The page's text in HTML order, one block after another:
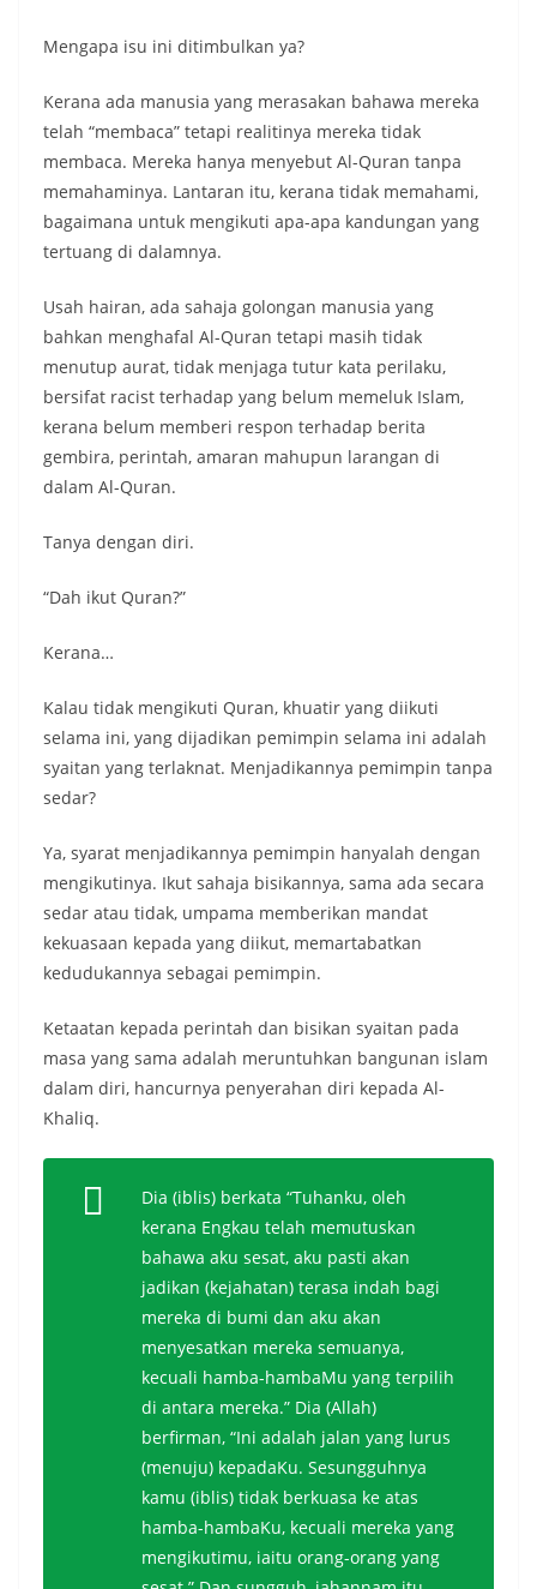
Mengapa isu ini ditimbulkan ya?
Kerana ada manusia yang merasakan bahawa mereka
telah “membaca” tetapi realitinya mereka tidak
membaca. Mereka hanya menyebut Al-Quran tanpa
memahaminya. Lantaran itu, kerana tidak memahami,
bagaimana untuk mengikuti apa-apa kandungan yang
tertuang di dalamnya.
Usah hairan, ada sahaja golongan manusia yang
bahkan menghafal Al-Quran tetapi masih tidak
menutup aurat, tidak menjaga tutur kata perilaku,
bersifat racist terhadap yang belum memeluk Islam,
kerana belum memberi respon terhadap berita
gembira, perintah, amaran mahupun larangan di
dalam Al-Quran.
Tanya dengan diri.
“Dah ikut Quran?”
Kerana…
Kalau tidak mengikuti Quran, khuatir yang diikuti
selama ini, yang dijadikan pemimpin selama ini adalah
syaitan yang terlaknat. Menjadikannya pemimpin tanpa
sedar?
Ya, syarat menjadikannya pemimpin hanyalah dengan
mengikutinya. Ikut sahaja bisikannya, sama ada secara
sedar atau tidak, umpama memberikan mandat
kekuasaan kepada yang diikut, memartabatkan
kedudukannya sebagai pemimpin.
Ketaatan kepada perintah dan bisikan syaitan pada
masa yang sama adalah meruntuhkan bangunan islam
dalam diri, hancurnya penyerahan diri kepada Al-
Khaliq.
Dia (iblis) berkata “Tuhanku, oleh
kerana Engkau telah memutuskan
bahawa aku sesat, aku pasti akan
jadikan (kejahatan) terasa indah bagi
mereka di bumi dan aku akan
menyesatkan mereka semuanya,
kecuali hamba-hambaMu yang terpilih
di antara mereka.” Dia (Allah)
berfirman, “Ini adalah jalan yang lurus
(menuju) kepadaKu. Sesungguhnya
kamu (iblis) tidak berkuasa ke atas
hamba-hambaKu, kecuali mereka yang
mengikutimu, iaitu orang-orang yang